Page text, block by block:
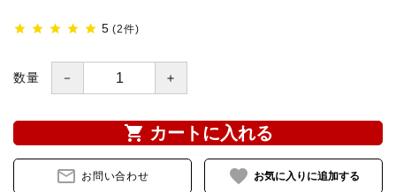
ゼッケン・パッド
頭絡・手綱・ハミ・耳ネット
馬プロテクター・肢巻・わんこ
star star star star star 5 (2件)
数量 － ＋
shopping_cart カートに入れる
mail_outline お問い合わせ favorite